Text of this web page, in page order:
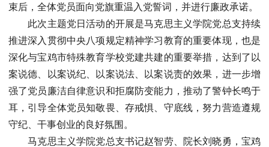
束后，全体党员面向党旗重温入党誓词，并进行廉政承诺。
此次主题党日活动的开展是马克思主义学院党总支持续
推进深入贯彻中央八项规定精神学习教育的重要体现，也是
深化与宝鸡市特殊教育学校党建共建的重要举措，达到了以
案说德、以案说纪、以案说法、以案说责的效果，进一步增
强了党员廉洁自律意识和拒腐防变能力，推动了警钟长鸣于
耳，引导全体党员知敬畏、存戒惧、守底线，努力营造遵规
守纪、干事创业的良好氛围。
马克思主义学院党总支书记赵智劳、院长刘晓勇，宝鸡